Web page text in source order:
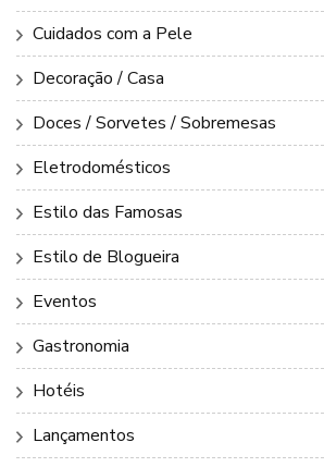
Cuidados com a Pele
Decoração / Casa
Doces / Sorvetes / Sobremesas
Eletrodomésticos
Estilo das Famosas
Estilo de Blogueira
Eventos
Gastronomia
Hotéis
Lançamentos